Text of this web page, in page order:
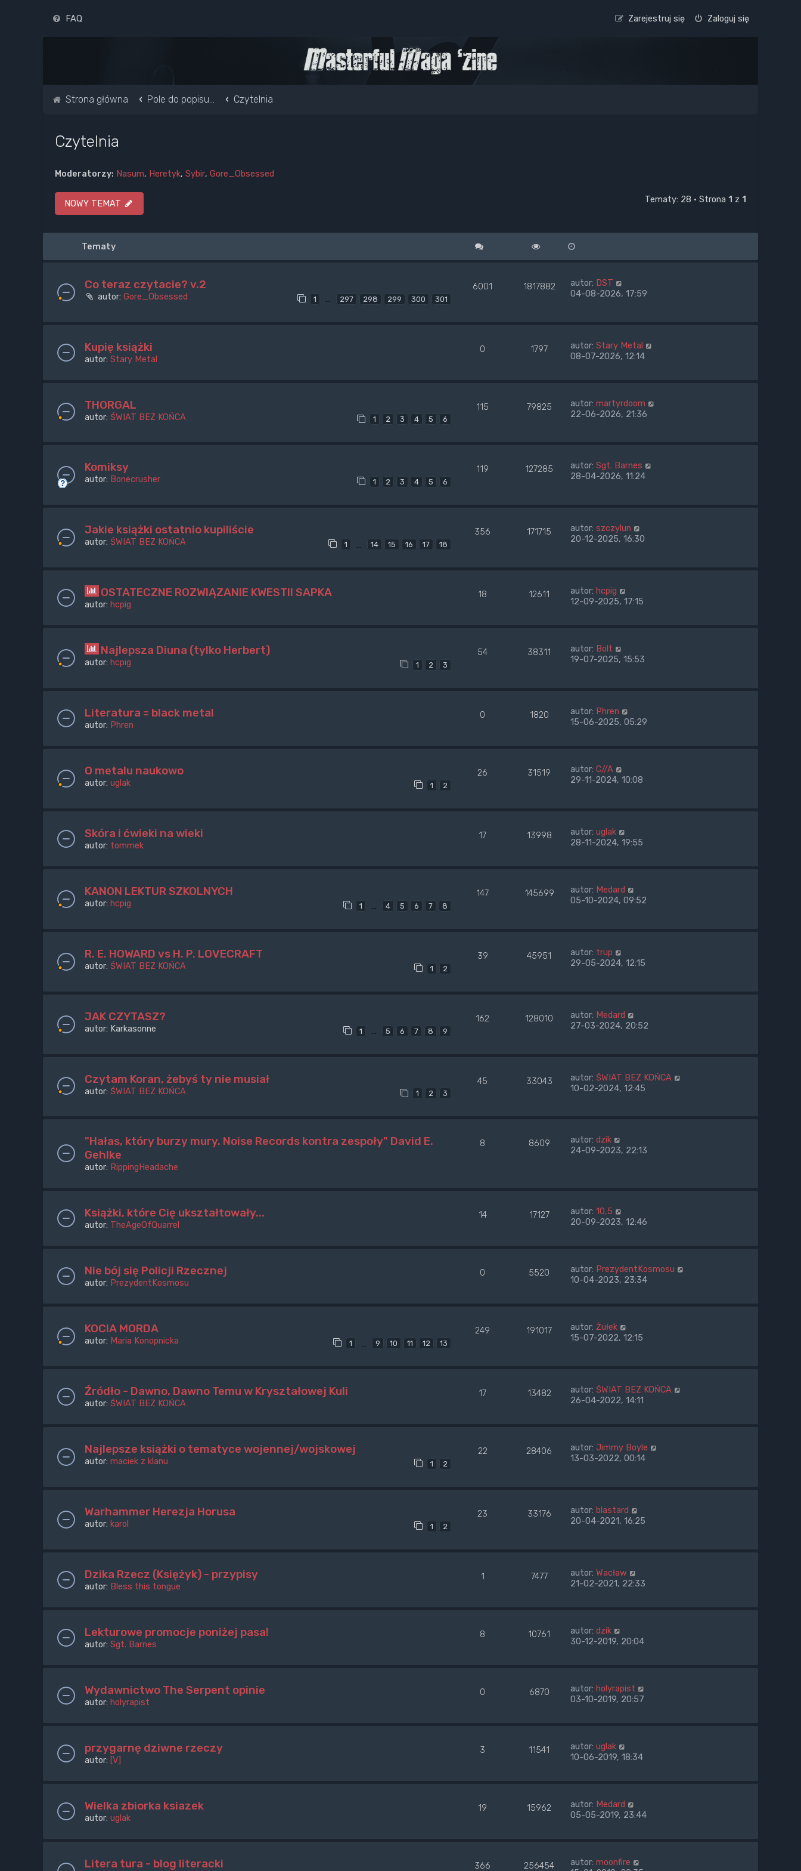
FAQ Zaloguj się
Zarejestruj się
Strona główna Pole do popisu... Czytelnia
Czytelnia
Moderatorzy: Nasum, Heretyk, Sybir, Gore_Obsessed
NOWY TEMAT Tematy: 28 • Strona 1 z 1
Tematy
Co teraz czytacie? v.2
autor: Gore_Obsessed 1 … 297 298 299 300 301
6001 1817882 autor: DST
04-08-2026, 17:59
Kupię książki
autor: Stary Metal
0 1797 autor: Stary Metal
08-07-2026, 12:14
THORGAL
autor: ŚWIAT BEZ KOŃCA 1 2 3 4 5 6
115 79825 autor: martyrdoom
22-06-2026, 21:36
Komiksy
autor: Bonecrusher 1 2 3 4 5 6
119 127285 autor: Sgt. Barnes
28-04-2026, 11:24
Jakie książki ostatnio kupiliście
autor: ŚWIAT BEZ KOŃCA 1 14 15 16 17 18
356 171715 autor: szczylun
20-12-2025, 16:30
OSTATECZNE ROZWIĄZANIE KWESTII SAPKA
autor: hcpig
18 12611 autor: hcpig
12-09-2025, 17:15
Najlepsza Diuna (tylko Herbert)
autor: hcpig 1 2 3
54 38311 autor: Bolt
19-07-2025, 15:53
Literatura = black metal
autor: Phren
0 1820 autor: Phren
15-06-2025, 05:29
O metalu naukowo
autor: uglak 1 2
26 31519 autor: C//A
29-11-2024, 10:08
Skóra i ćwieki na wieki
autor: tommek
17 13998 autor: uglak
28-11-2024, 19:55
KANON LEKTUR SZKOLNYCH
autor: hcpig 1 … 4 5 6 7 8
147 145699 autor: Medard
05-10-2024, 09:52
R. E. HOWARD vs H. P. LOVECRAFT
autor: ŚWIAT BEZ KOŃCA 1 2
39 45951 autor: trup
29-05-2024, 12:15
JAK CZYTASZ?
autor: Karkasonne 1 … 5 6 7 8 9
162 128010 autor: Medard
27-03-2024, 20:52
Czytam Koran, żebyś ty nie musiał
autor: ŚWIAT BEZ KOŃCA 1 2 3
45 33043 autor: ŚWIAT BEZ KOŃCA
10-02-2024, 12:45
"Hałas, który burzy mury. Noise Records kontra zespoły" David E.
Gehlke
autor: RippingHeadache
8 8609 autor: dzik
24-09-2023, 22:13
Książki, które Cię ukształtowały...
autor: TheAgeOfQuarrel
14 17127 autor: 10,5
20-09-2023, 12:46
Nie bój się Policji Rzecznej
autor: PrezydentKosmosu
0 5520 autor: PrezydentKosmosu
10-04-2023, 23:34
KOCIA MORDA
autor: Maria Konopnicka 1 … 9 10 11 12 13
249 191017 autor: Żułek
15-07-2022, 12:15
Źródło - Dawno, Dawno Temu w Kryształowej Kuli
autor: ŚWIAT BEZ KOŃCA
17 13482 autor: ŚWIAT BEZ KOŃCA
26-04-2022, 14:11
Najlepsze książki o tematyce wojennej/wojskowej
autor: maciek z klanu 1 2
22 28406 autor: Jimmy Boyle
13-03-2022, 00:14
Warhammer Herezja Horusa
autor: karol 1 2
23 33176 autor: blastard
20-04-2021, 16:25
Dzika Rzecz (Księżyk) - przypisy
autor: Bless this tongue
1 7477 autor: Wacław
21-02-2021, 22:33
Lekturowe promocje poniżej pasa!
autor: Sgt. Barnes
8 10761 autor: dzik
30-12-2019, 20:04
Wydawnictwo The Serpent opinie
autor: holyrapist
0 6870 autor: holyrapist
03-10-2019, 20:57
przygarnę dziwne rzeczy
autor: [V]
3 11541 autor: uglak
10-06-2019, 18:34
Wielka zbiorka ksiazek
autor: uglak
19 15962 autor: Medard
05-05-2019, 23:44
Litera tura - blog literacki 366 256454 autor: moonfire